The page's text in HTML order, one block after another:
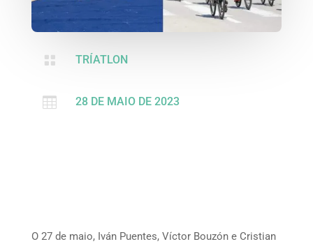
 TRÍATLON
 28 DE MAIO DE 2023
O 27 de maio, Iván Puentes, Víctor Bouzón e Cristian